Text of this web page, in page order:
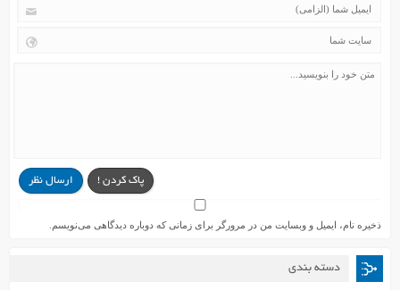
ارسال نظر پاک کردن !
ذخیره نام، ایمیل و وبسایت من در مرورگر برای زمانی که دوباره دیدگاهی می‌نویسم.
دسته بندی